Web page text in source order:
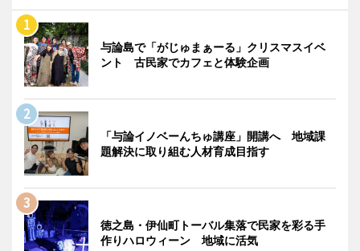
与論島で「がじゅまぁーる」クリスマスイベ
ント 古民家でカフェと体験企画
「与論イノベーんちゅ講座」開講へ 地域課
題解決に取り組む人材育成目指す
徳之島・伊仙町トーバル集落で民家を彩る手
作りハロウィーン 地域に活気